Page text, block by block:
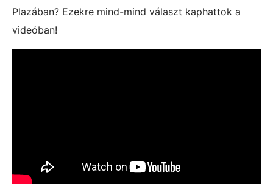
Plazában? Ezekre mind-mind választ kaphattok a
videóban!